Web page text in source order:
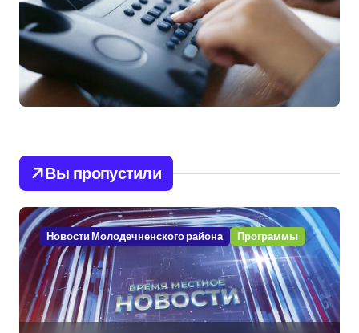
Вы пропустили
Новости Молодечненского района Программы